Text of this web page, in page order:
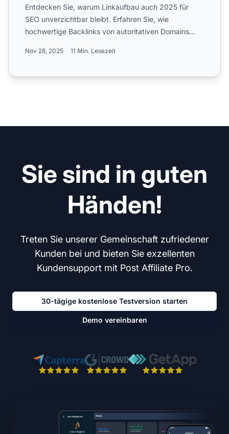
Entdecken Sie, warum Linkaufbau auch 2025 für
SEO unverzichtbar bleibt. Erfahren Sie, wie
hochwertige Backlinks von autoritativen Domains
Nov 28, 2025 11 Min. Lesezeit
Sie sind in guten
Händen!
Treten Sie unserer Gemeinschaft zufriedener
Kunden bei und bieten Sie exzellenten
Kundensupport mit Post Affiliate Pro.
30-tägige kostenlose Testversion starten
Demo vereinbaren